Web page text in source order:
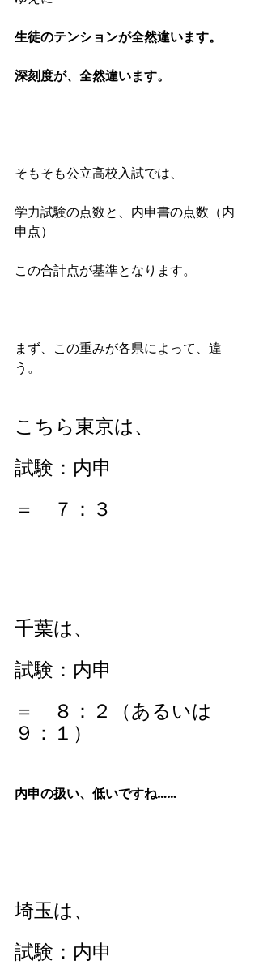
生徒のテンションが全然違います。
深刻度が、全然違います。
そもそも公立高校入試では、
学力試験の点数と、内申書の点数（内
申点）
この合計点が基準となります。
まず、この重みが各県によって、違
う。
こちら東京は、
試験：内申
＝　７：３
千葉は、
試験：内申
＝　８：２（あるいは
９：１）
内申の扱い、低いですね……
埼玉は、
試験：内申